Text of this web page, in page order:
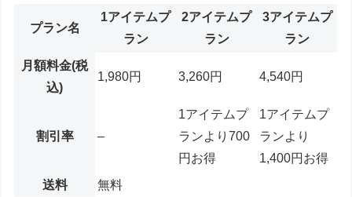
プラン名
1アイテムプ
ラン
2アイテムプ
ラン
3アイテムプ
ラン
月額料金(税
込)
1,980円 3,260円 4,540円
割引率 –
1アイテムプ
ランより700
円お得
1アイテムプ
ランより
1,400円お得
送料
無料